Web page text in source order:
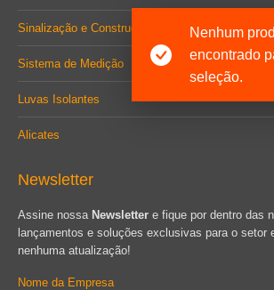
Nenhum
encontrado
seleção.
Sinalização e Construção
Sistema de Medição
Luvas Isolantes
Alicates
Newsletter
Assine nossa Newsletter e fique por dentro das
lançamentos e soluções exclusivas para o setor
nenhuma atualização!
Nome da Empresa